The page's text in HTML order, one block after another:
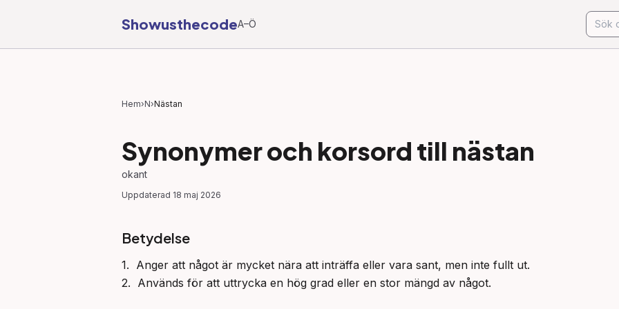
ShowusthecodeA–Ö
Hem›N›Nästan
Synonymer och korsord till nästan
okant
Uppdaterad 18 maj 2026
Betydelse
1.  Anger att något är mycket nära att inträffa eller vara sant, men inte fullt ut.
2.  Används för att uttrycka en hög grad eller en stor mängd av något.